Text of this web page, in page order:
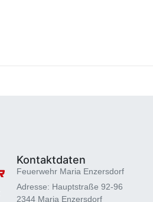
Kontaktdaten
Feuerwehr Maria Enzersdorf
Adresse: Hauptstraße 92-96
2344 Maria Enzersdorf